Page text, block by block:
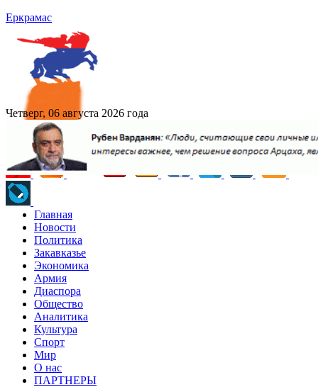
Еркрамас
Четверг, 06 августа 2026 года
Главная
Новости
Политика
Закавказье
Экономика
Армия
Диаспора
Общество
Аналитика
Культура
Спорт
Мир
О нас
ПАРТНЕРЫ